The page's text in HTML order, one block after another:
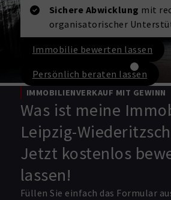
Sichere Abwicklung mit
organisatorischer
Immobilie bewerten lassen
Persönlich beraten lassen
IMMOBILIENVERKAUF MIT GEWINN
Was ist meine
Leipzig-
Jetzt kostenlos
lassen!
Füllen Sie einfach das Formular